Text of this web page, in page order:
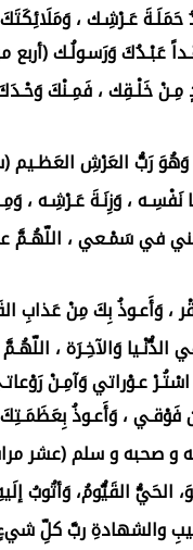
عَـرْشِـك ، وَمَلَائِكَتَكَ
عَبْـدُكَ وَرَسـولُـك (أربع
خَلْـقِك ، فَمِـنْكَ
وَهُوَ رَبُّ العَرْشِ العَظـيم
، وَزِنَـةَ عَـرْشِـه ،
في سَمْـعي ، اللّهُـمَّ
، وَأَعـوذُ بِكَ مِنْ عَذابِ
الدُّنْـيا وَالآخِـرَة ،
عـوْراتي وَآمِـنْ
، وَأَعـوذُ
و صحبه و سلم (عشر
الحَيُّ القَيُّومُ، وَأتُوبُ
والشهادةِ ربَّ كلِّ شيءٍ